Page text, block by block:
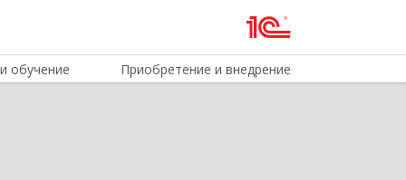
обучение Приобретение и внедрение